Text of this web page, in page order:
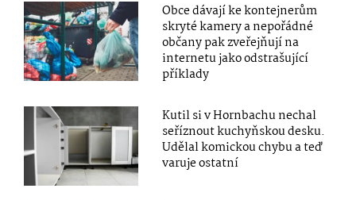
Obce dávají ke kontejnerům
skryté kamery a nepořádné
občany pak zveřejňují na
internetu jako odstrašující
příklady
Kutil si v Hornbachu nechal
seříznout kuchyňskou desku.
Udělal komickou chybu a teď
varuje ostatní